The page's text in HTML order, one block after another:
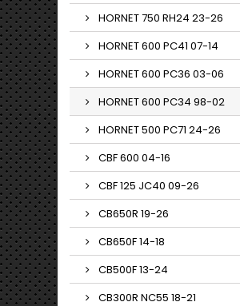
HORNET 750 RH24 23-26
HORNET 600 PC41 07-14
HORNET 600 PC36 03-06
HORNET 600 PC34 98-02
HORNET 500 PC71 24-26
CBF 600 04-16
CBF 125 JC40 09-26
CB650R 19-26
CB650F 14-18
CB500F 13-24
CB300R NC55 18-21